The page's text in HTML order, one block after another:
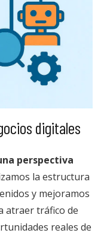
digitales
perspectiva
la estructura
y mejoramos
atraer tráfico de
reales de